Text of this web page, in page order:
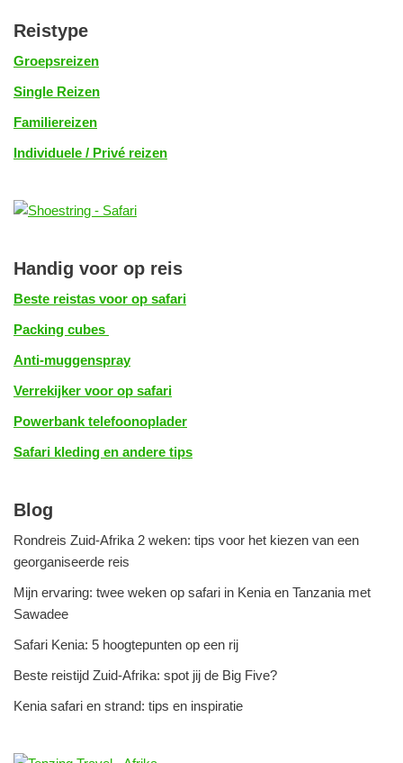
Reistype
Groepsreizen
Single Reizen
Familiereizen
Individuele / Privé reizen
Handig voor op reis
Beste reistas voor op safari
Packing cubes
Anti-muggenspray
Verrekijker voor op safari
Powerbank telefoonoplader
Safari kleding en andere tips
Blog
Rondreis Zuid-Afrika 2 weken: tips voor het kiezen van een
georganiseerde reis
Mijn ervaring: twee weken op safari in Kenia en Tanzania met
Sawadee
Safari Kenia: 5 hoogtepunten op een rij
Beste reistijd Zuid-Afrika: spot jij de Big Five?
Kenia safari en strand: tips en inspiratie